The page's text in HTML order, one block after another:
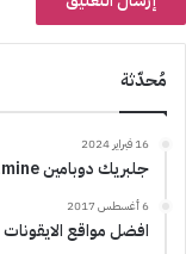
مُحدّثة
16 فبراير 2024
جلبريك دوبامين Dopamine
6 أغسطس 2017
افضل مواقع